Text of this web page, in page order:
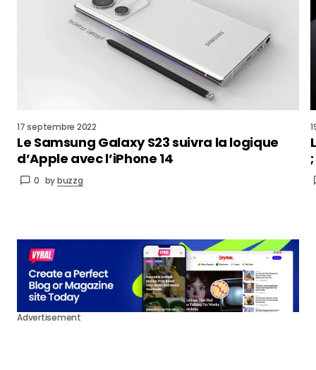
17 septembre 2022
Le Samsung Galaxy S23 suivra la logique
d’Apple avec l’iPhone 14
0 bybuzzg
Advertisement